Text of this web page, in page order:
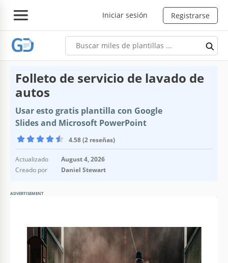
Iniciar sesión Registrarse
Folleto de servicio de lavado de
autos
Usar esto gratis plantilla con Google
Slides and Microsoft PowerPoint
4.58 (2 reseñas)
Actualizado
August 4, 2026
Creado por
Daniel Stewart
ADVERTISEMENT